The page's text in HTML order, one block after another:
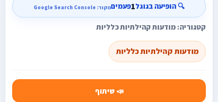
🔍 הופיעה בגוגל1פעמיםמקור: Google Search Console
קטגוריה: מודעות קהילתיות כלליות
מודעות קהילתיות כלליות
📣 שיתוף